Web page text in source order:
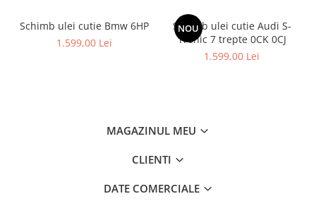
Schimb ulei cutie Bmw 6HP
1.599,00 Lei
NOU
Schimb ulei cutie Audi S-
Tronic 7 trepte 0CK 0CJ
1.599,00 Lei
MAGAZINUL MEU
CLIENTI
DATE COMERCIALE